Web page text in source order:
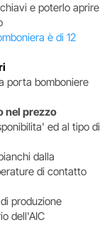
e poterlo aprire
è di 12
porta bomboniere
nel prezzo
ed al tipo di
dalla
di contatto
produzione
dell'AIC